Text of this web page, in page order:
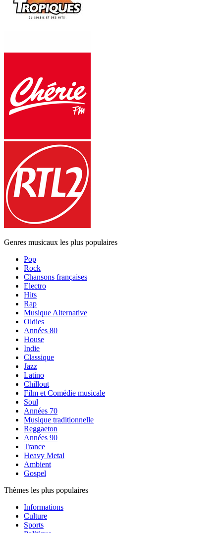
Genres musicaux les plus populaires
Pop
Rock
Chansons françaises
Electro
Hits
Rap
Musique Alternative
Oldies
Années 80
House
Indie
Classique
Jazz
Latino
Chillout
Film et Comédie musicale
Soul
Années 70
Musique traditionnelle
Reggaeton
Années 90
Trance
Heavy Metal
Ambient
Gospel
Thèmes les plus populaires
Informations
Culture
Sports